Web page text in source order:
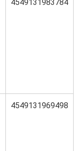
4549131983784
4549131969498